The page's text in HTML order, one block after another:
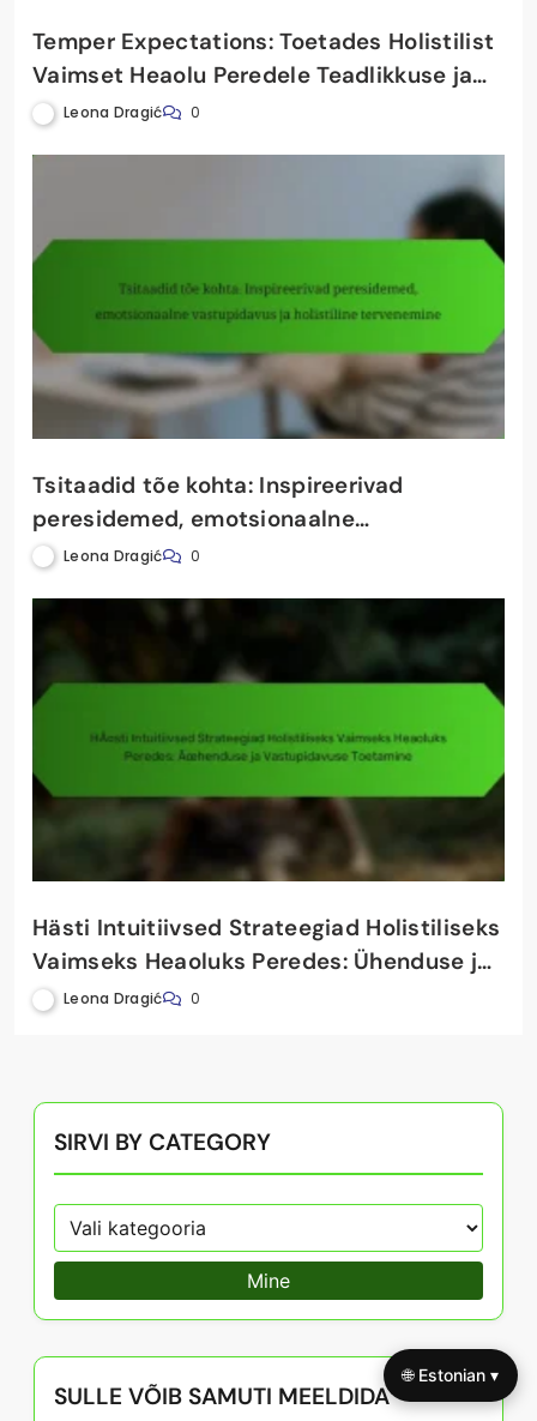
Temper Expectations: Toetades Holistilist
Vaimset Heaolu Peredele Teadlikkuse ja
Ühenduse kaudu
Leona Dragić 0
Tsitaadid tõe kohta: Inspireerivad
peresidemed, emotsionaalne
vastupidavus ja holistiline tervenemine
Leona Dragić 0
Hästi Intuitiivsed Strateegiad Holistiliseks
Vaimseks Heaoluks Peredes: Ühenduse ja
Vastupidavuse Toetamine
Leona Dragić 0
SIRVI BY CATEGORY
Mine
SULLE VÕIB SAMUTI MEELDIDA
🌐 Estonian ▾